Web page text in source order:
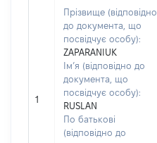
1
Прізвище (відповідно
до документа, що
посвідчує особу):
ZAPARANIUK
Ім’я (відповідно до
документа, що
посвідчує особу):
RUSLAN
По батькові
(відповідно до